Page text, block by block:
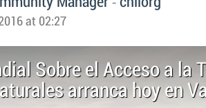
at 02:27
Sobre el Acceso a la
arranca hoy en